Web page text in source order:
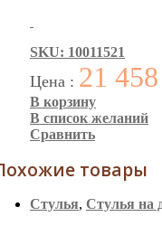
SKU: 10011521
Цена : 21 458
В корзину
В список желаний
Сравнить
товары
Стулья, Стулья на